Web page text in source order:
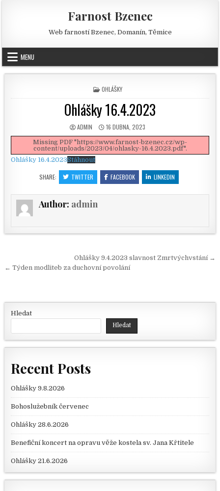
Farnost Bzenec
Web farností Bzenec, Domanín, Těmice
MENU
POSTED IN
OHLÁŠKY
Ohlášky 16.4.2023
AUTHOR:
ADMIN PUBLISHED DATE:
16 DUBNA, 2023
Missing PDF "https://www.farnost-bzenec.cz/wp-
content/uploads/2023/04/ohlasky-16.4.2023.pdf".
Ohlášky 16.4.2023Stáhnout
SHARE: TWITTER FACEBOOK LINKEDIN
Author: admin
Navigace pro příspěvek
Ohlášky 9.4.2023 slavnost Zmrtvýchvstání →
← Týden modliteb za duchovní povolání
Hledat
Hledat
Recent Posts
Ohlášky 9.8.2026
Bohoslužebník červenec
Ohlášky 28.6.2026
Benefiční koncert na opravu věže kostela sv. Jana Křtitele
Ohlášky 21.6.2026